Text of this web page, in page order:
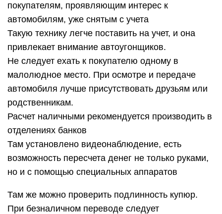
покупателям, проявляющим интерес к
автомобилям, уже снятым с учета
Такую технику легче поставить на учет, и она
привлекает внимание автоугонщиков.
Не следует ехать к покупателю одному в
малолюдное место. При осмотре и передаче
автомобиля лучше присутствовать друзьям или
родственникам.
Расчет наличными рекомендуется производить в
отделениях банков
Там установлено видеонаблюдение, есть
возможность пересчета денег не только руками,
но и с помощью специальных аппаратов
Там же можно проверить подлинность купюр.
При безналичном переводе следует